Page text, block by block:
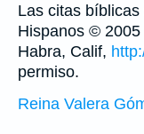
Las citas
Hispanos ©
Habra, Calif,
permiso.
Reina Valera